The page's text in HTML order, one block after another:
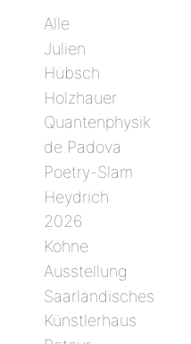
Alle
Julien
Hübsch
Holzhauer
Quantenphysik
de Padova
Poetry-Slam
Heydrich
2026
Köhne
Ausstellung
Saarländisches
Künstlerhaus